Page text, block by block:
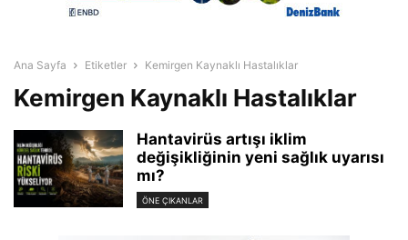
Ana Sayfa Etiketler Kemirgen Kaynaklı Hastalıklar
Kemirgen Kaynaklı Hastalıklar
Hantavirüs artışı iklim
değişikliğinin yeni sağlık uyarısı
mı?
ÖNE ÇIKANLAR